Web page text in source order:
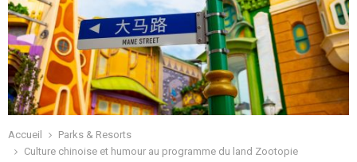
Accueil
Parks & Resorts
Culture chinoise et humour au programme du land Zootopie